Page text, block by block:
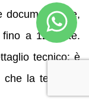
documentale e,
a 120 rate.
tecnico: è
la tensione